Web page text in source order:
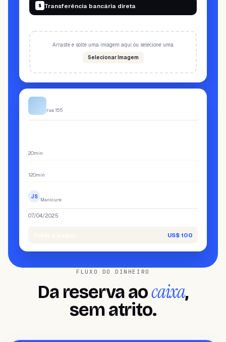
$ Transferência bancária direta
Arraste e solte uma imagem aqui ou selecione uma
Selecionar Imagem
rua 155
20min
120min
JS
Manicure
07/04/2025
US$ 100
FLUXO DO DINHEIRO
Da reserva aocaixa,
sem atrito.